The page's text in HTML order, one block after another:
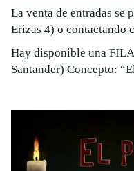
La venta de entradas se
Erizas 4) o contactando
Hay disponible una
Santander) Concepto: